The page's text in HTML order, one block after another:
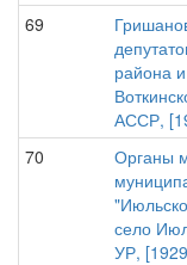
69
района
АССР,
70
Органы
село
УР,